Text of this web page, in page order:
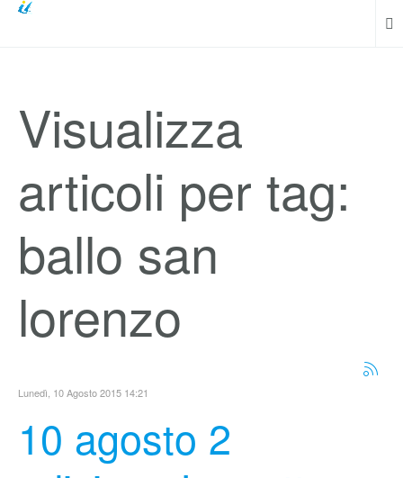
Visualizza
articoli per tag:
ballo san
lorenzo
Lunedì, 10 Agosto 2015 14:21
10 agosto 2